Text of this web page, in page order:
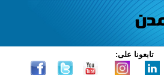
تابعونا على: